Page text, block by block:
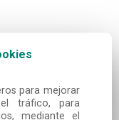
para mejorar
tráfico, para
mediante el